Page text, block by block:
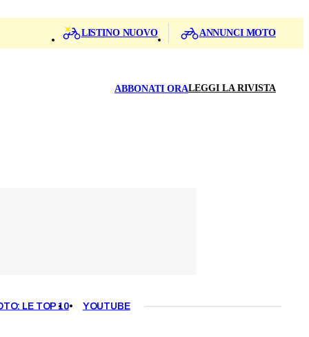
LISTINO NUOVO ANNUNCI MOTO
ABBONATI ORALEGGI LA RIVISTA
LE TOP 10 YOUTUBE